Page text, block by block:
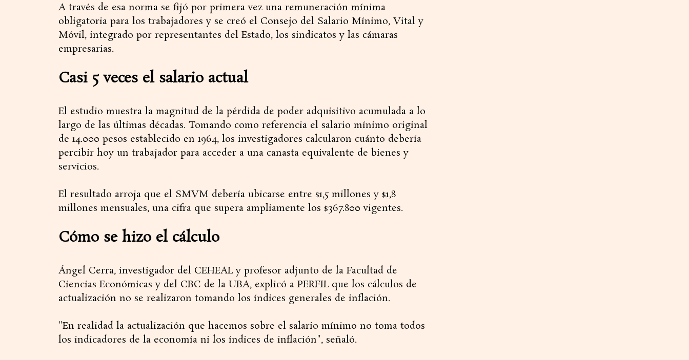
A través de esa norma se fijó por primera vez una remuneración mínima
obligatoria para los trabajadores y se creó el Consejo del Salario Mínimo, Vital y
Móvil, integrado por representantes del Estado, los sindicatos y las cámaras
empresarias.
Casi 5 veces el salario actual
El estudio muestra la magnitud de la pérdida de poder adquisitivo acumulada a lo
largo de las últimas décadas. Tomando como referencia el salario mínimo original
de 14.000 pesos establecido en 1964, los investigadores calcularon cuánto debería
percibir hoy un trabajador para acceder a una canasta equivalente de bienes y
servicios.
El resultado arroja que el SMVM debería ubicarse entre $1,5 millones y $1,8
millones mensuales, una cifra que supera ampliamente los $367.800 vigentes.
Cómo se hizo el cálculo
Ángel Cerra, investigador del CEHEAL y profesor adjunto de la Facultad de
Ciencias Económicas y del CBC de la UBA, explicó a PERFIL que los cálculos de
actualización no se realizaron tomando los índices generales de inflación.
"En realidad la actualización que hacemos sobre el salario mínimo no toma todos
los indicadores de la economía ni los índices de inflación", señaló.